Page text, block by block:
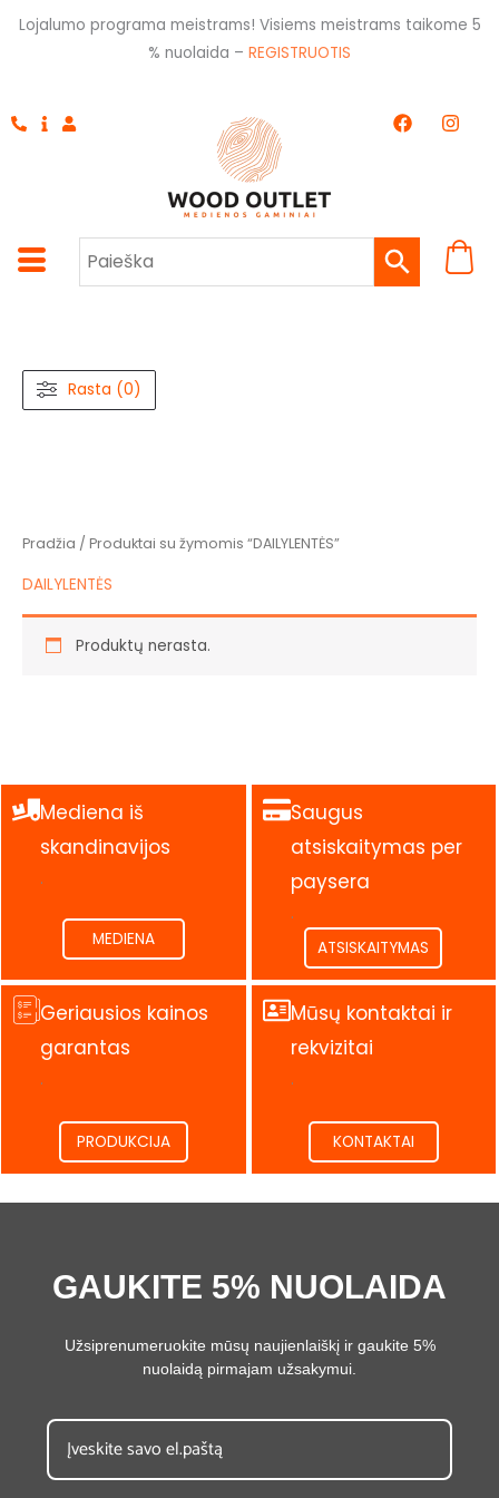
Pereiti
Lojalumo programa meistrams! Visiems meistrams taikome 5
% nuolaida – REGISTRUOTIS
F
a
k
I
n
a
m
Rasta (0)
Pradžia / Produktai su žymomis “DAILYLENTĖS”
DAILYLENTĖS
Produktų nerasta.
Mediena iš
skandinavijos
.
MEDIENA
Saugus
atsiskaitymas per
paysera
.
ATSISKAITYMAS
Geriausios kainos
garantas
.
PRODUKCIJA
Mūsų kontaktai ir
rekvizitai
.
KONTAKTAI
GAUKITE 5% NUOLAIDA
Užsiprenumeruokite mūsų naujienlaiškį ir gaukite 5%
nuolaidą pirmajam užsakymui.